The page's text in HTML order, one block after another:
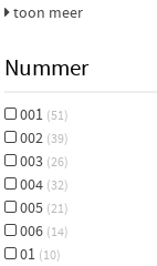
toon meer
Nummer
001 (51)
002 (39)
003 (26)
004 (32)
005 (21)
006 (14)
01 (10)